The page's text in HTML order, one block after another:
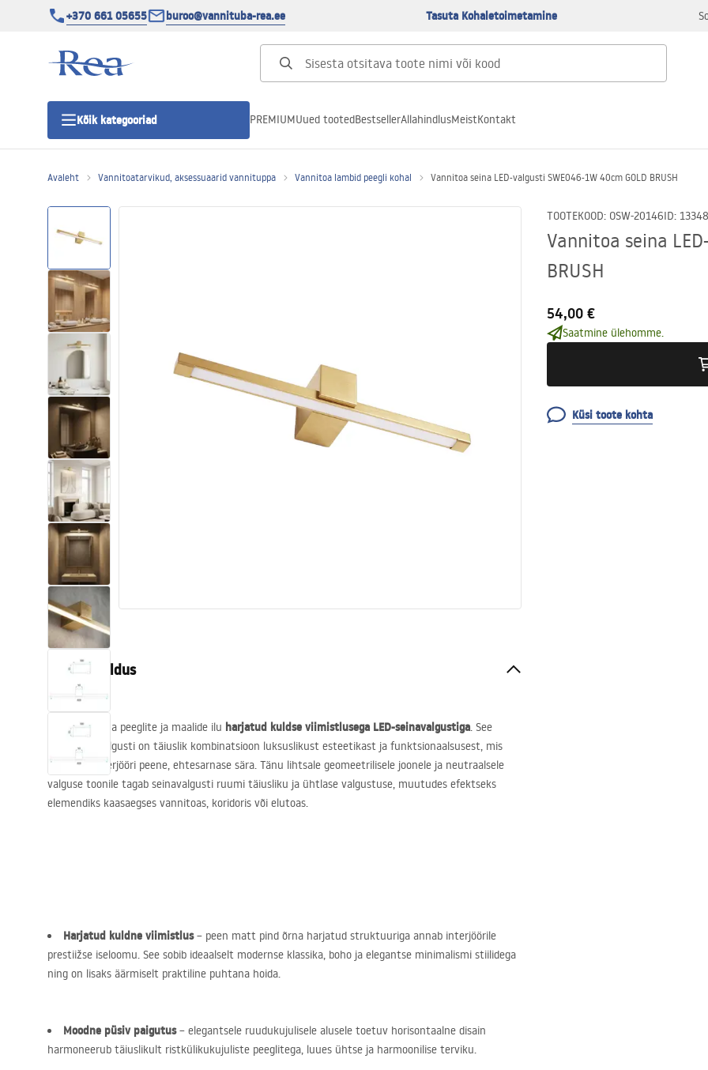
+370 661 05655 buroo@vannituba-rea.ee Tasuta Kohaletoimetamine
Kõik kategooriad
Duši uks
Vannitoa dušialused
Lineaarne duši äravool
Vajub ära
Vannid ja ekraanid
Vannitoa segistid
Vannitoas dušid
Köök
Vannitoa tarvikud
PREMIUMUued tootedBestsellerAllahindlusMeistKontakt
Avaleht Vannitoatarvikud, aksessuaarid vannituppa Vannitoa lambid peegli kohal Vannitoa seina LED-valgusti SWE046-1W 40cm GOLD BRUSH
TOOTEKOOD: OSW-20146ID: 13348
Vannitoa seina
BRUSH
54,00 €
Saatmine ülehomme.
Küsi toote kohta
Tootekirjeldus
Rõhutage oma peeglite ja maalide ilu harjatud kuldse viimistlusega LED-seinavalgustiga. See
elegantne valgusti on täiuslik kombinatsioon luksuslikust esteetikast ja funktsionaalsusest, mis
toob teie interjööri peene, ehtesarnase sära. Tänu lihtsale geomeetrilisele joonele ja neutraalsele
valguse toonile tagab seinavalgusti ruumi täiusliku ja ühtlase valgustuse, muutudes efektseks
elemendiks kaasaegses vannitoas, koridoris või elutoas.
Harjatud kuldne viimistlus– peen matt pind õrna harjatud struktuuriga annab interjöörile
prestiižse iseloomu. See sobib ideaalselt modernse klassika, boho ja elegantse minimalismi stiilidega
ning on lisaks äärmiselt praktiline puhtana hoida.
Moodne püsiv paigutus– elegantsele ruudukujulisele alusele toetuv horisontaalne disain
harmoneerub täiuslikult ristkülikukujuliste peeglitega, luues ühtse ja harmoonilise terviku.